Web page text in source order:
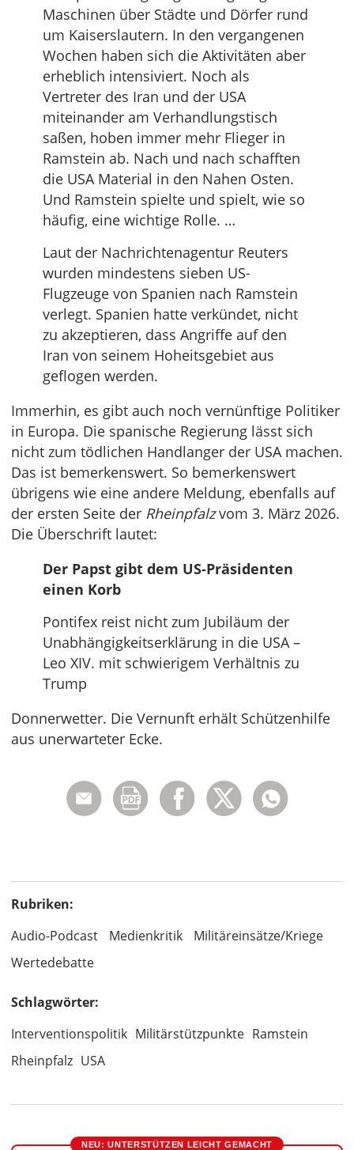
Maschinen über Städte und Dörfer rund
um Kaiserslautern. In den vergangenen
Wochen haben sich die Aktivitäten aber
erheblich intensiviert. Noch als
Vertreter des Iran und der USA
miteinander am Verhandlungstisch
saßen, hoben immer mehr Flieger in
Ramstein ab. Nach und nach schafften
die USA Material in den Nahen Osten.
Und Ramstein spielte und spielt, wie so
häufig, eine wichtige Rolle. …
Laut der Nachrichtenagentur Reuters
wurden mindestens sieben US-
Flugzeuge von Spanien nach Ramstein
verlegt. Spanien hatte verkündet, nicht
zu akzeptieren, dass Angriffe auf den
Iran von seinem Hoheitsgebiet aus
geflogen werden.
Immerhin, es gibt auch noch vernünftige Politiker
in Europa. Die spanische Regierung lässt sich
nicht zum tödlichen Handlanger der USA machen.
Das ist bemerkenswert. So bemerkenswert
übrigens wie eine andere Meldung, ebenfalls auf
der ersten Seite der Rheinpfalzvom 3. März 2026.
Die Überschrift lautet:
Der Papst gibt dem US-Präsidenten
einen Korb
Pontifex reist nicht zum Jubiläum der
Unabhängigkeitserklärung in die USA –
Leo XIV. mit schwierigem Verhältnis zu
Trump
Donnerwetter. Die Vernunft erhält Schützenhilfe
aus unerwarteter Ecke.
Rubriken:
Audio-Podcast
Medienkritik
Militäreinsätze/Kriege
Wertedebatte
Schlagwörter:
Interventionspolitik Militärstützpunkte Ramstein
Rheinpfalz USA
NEU: UNTERSTÜTZEN LEICHT GEMACHT